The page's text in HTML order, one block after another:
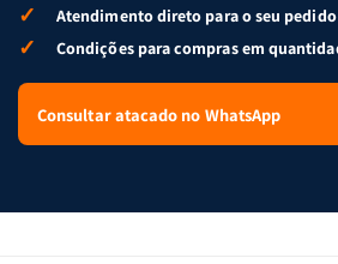
✓ Atendimento direto para o seu pedido
✓ Condições para compras em
Consultar atacado no WhatsApp